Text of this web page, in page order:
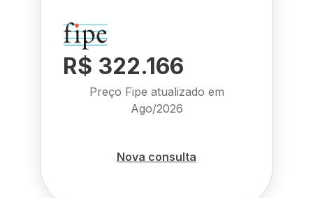
R$ 322.166
Preço Fipe atualizado em
Ago/2026
Nova consulta